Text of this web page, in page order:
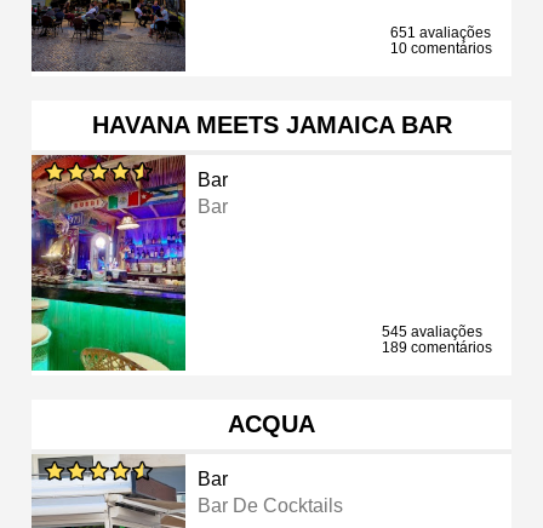
651 avaliações
10 comentários
HAVANA MEETS JAMAICA BAR
Bar
Bar
545 avaliações
189 comentários
ACQUA
Bar
Bar De Cocktails